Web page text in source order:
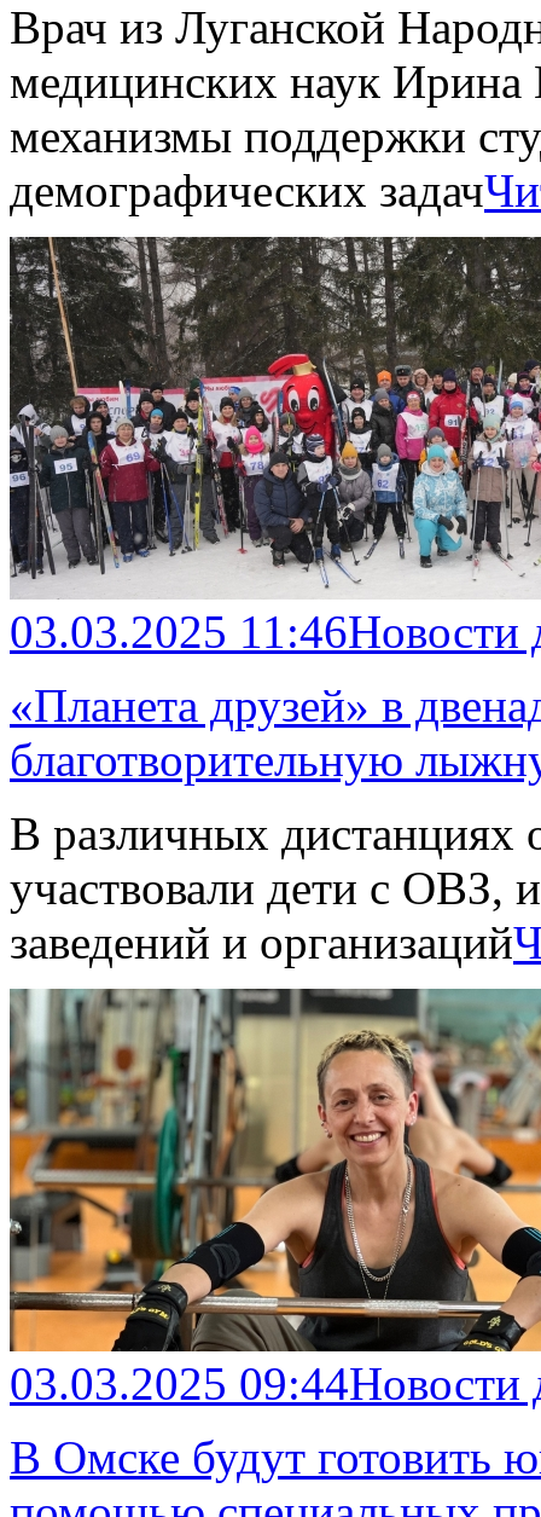
Врач из Луганской
медицинских наук Ирина
механизмы поддержки
демографических задач
03.03.2025 11:46
«Планета друзей» в
благотворительную
В различных дистанциях
участвовали дети с ОВЗ,
заведений и организаций
03.03.2025 09:44
В Омске будут готовить